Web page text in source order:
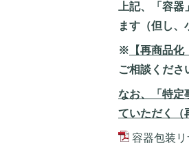
上記、「容
ます（但し、
※ 【再商品
ご相談くださ
なお、「特定
ていただく（
容器包装